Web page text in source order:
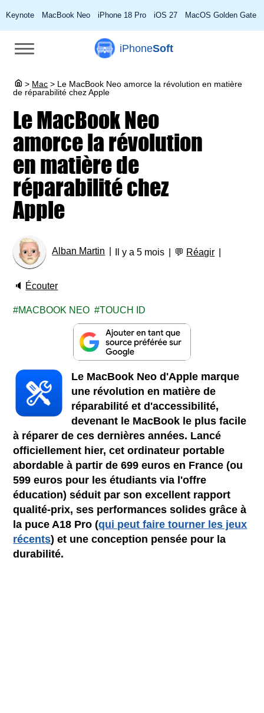
Keynote MacBook Neo iPhone 18 Pro iOS 27 MacOS Golden Gate
iPhoneSoft
> Mac > Le MacBook Neo amorce la révolution en matière
de réparabilité chez Apple
Le MacBook Neo
amorce la révolution
en matière de
réparabilité chez
Apple
Alban Martin Il y a 5 mois 💬 Réagir
🔈 Écouter
MACBOOK NEO TOUCH ID
Le MacBook Neo d'Apple marque
une révolution en matière de
réparabilité et d'accessibilité,
devenant le MacBook le plus facile
à réparer de ces dernières années. Lancé
officiellement hier, cet ordinateur portable
abordable à partir de 699 euros en France (ou
599 euros pour les étudiants via l'offre
éducation) séduit par son excellent rapport
qualité-prix, ses performances solides grâce à
la puce A18 Pro (qui peut faire tourner les jeux
récents) et une conception pensée pour la
durabilité.